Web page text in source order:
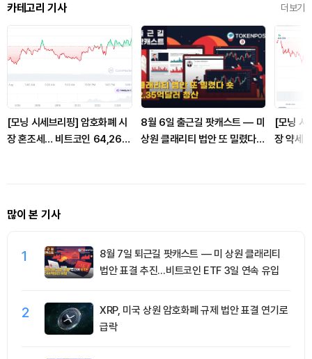
카테고리 기사 더보기
[모닝 시세브리핑] 암호화폐 시
장 혼조세… 비트코인 64,261
8월 6일 출근길 팟캐스트 — 미
상원 클래리티 법안 또 밀렸다…
[모닝 시
장 약세
많이 본 기사
1
8월 7일 퇴근길 팟캐스트 — 미 상원 클래리티
법안 표결 추진…비트코인 ETF 3일 연속 유입
2
XRP, 미국 상원 암호화폐 규제 법안 표결 연기로
급락